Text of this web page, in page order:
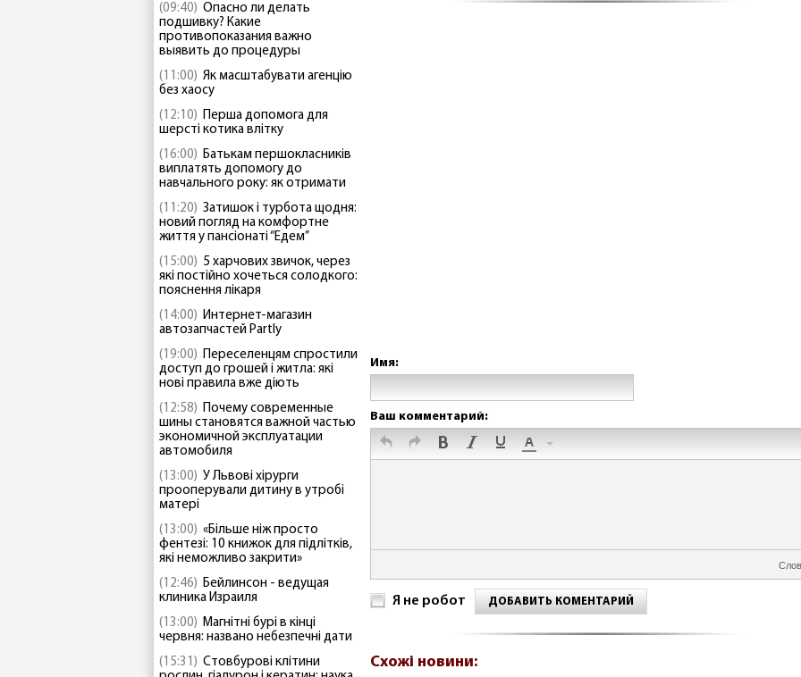
(09:40) Опасно ли делать
подшивку? Какие
противопоказания важно
выявить до процедуры
(11:00) Як масштабувати агенцію
без хаосу
(12:10) Перша допомога для
шерсті котика влітку
(16:00) Батькам першокласників
виплатять допомогу до
навчального року: як отримати
(11:20) Затишок і турбота щодня:
новий погляд на комфортне
життя у пансіонаті “Едем”
(15:00) 5 харчових звичок, через
які постійно хочеться солодкого:
пояснення лікаря
(14:00) Интернет-магазин
автозапчастей Partly
(19:00) Переселенцям спростили
доступ до грошей і житла: які
нові правила вже діють
(12:58) Почему современные
шины становятся важной частью
экономичной эксплуатации
автомобиля
(13:00) У Львові хірурги
прооперували дитину в утробі
матері
(13:00) «Більше ніж просто
фентезі: 10 книжок для підлітків,
які неможливо закрити»
(12:46) Бейлинсон - ведущая
клиника Израиля
(13:00) Магнітні бурі в кінці
червня: названо небезпечні дати
(15:31) Стовбурові клітини
Имя:
Ваш комментарий:
Я не робот ДОБАВИТЬ КОМЕНТАРИЙ
Схожі новини: